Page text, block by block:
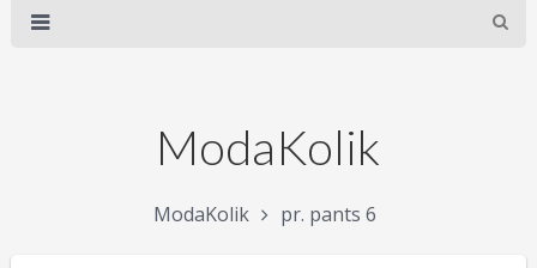
ModaKolik
ModaKolik pr. pants 6